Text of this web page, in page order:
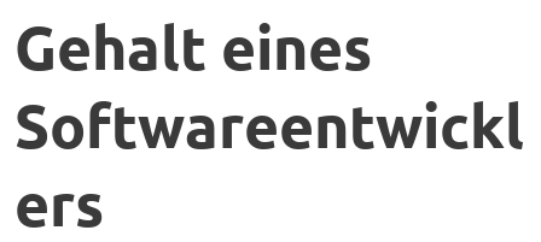
Gehalt eines
Softwareentwickl
ers